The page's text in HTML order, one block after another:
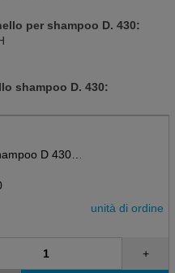
per shampoo D. 430:
shampoo D. 430:
D 430mm
unità di ordine
+